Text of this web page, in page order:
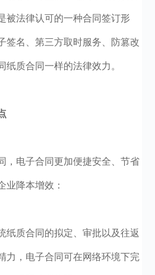
被法律认可的一种合同签订形
签名、第三方取时服务、防篡改
纸质合同一样的法律效力。
，电子合同更加便捷安全、节省
业降本增效：
纸质合同的拟定、审批以及往返
力，电子合同可在网络环境下完